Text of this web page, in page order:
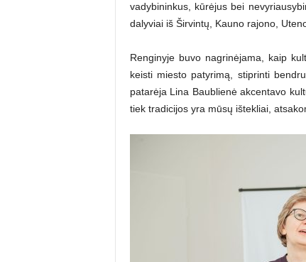
vadybininkus, kūrėjus bei
dalyviai iš Širvintų, Kauno rajono,
Renginyje buvo nagrinėjama, kaip
keisti miesto patyrimą, stiprinti
patarėja Lina Baublienė akcentavo
tiek tradicijos yra mūsų ištekliai,